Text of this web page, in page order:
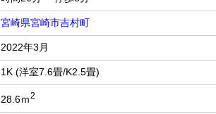
宮崎県宮崎市吉村町
2022年3月
1K (洋室7.6畳/K2.5畳)
28.6ｍ2